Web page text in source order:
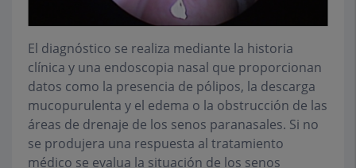
El diagnóstico se realiza mediante la historia
clínica y una endoscopia nasal que proporcionan
datos como la presencia de pólipos, la descarga
mucopurulenta y el edema o la obstrucción de las
áreas de drenaje de los senos paranasales. Si no
se produjera una respuesta al tratamiento
médico se evalua la situación de los senos